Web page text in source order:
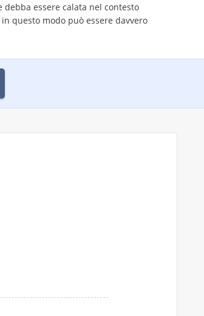
essere calata nel contesto
questo modo può essere davvero